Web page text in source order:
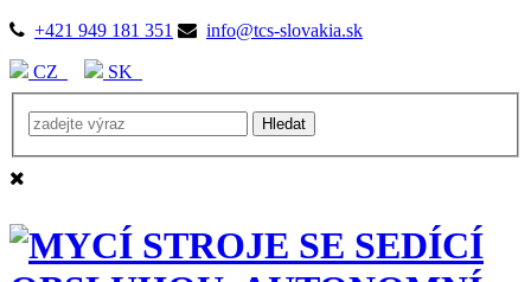
+421 949 181 351 info@tcs-slovakia.sk
CZ SK